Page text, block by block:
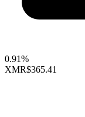
0.91%
XMR$365.41